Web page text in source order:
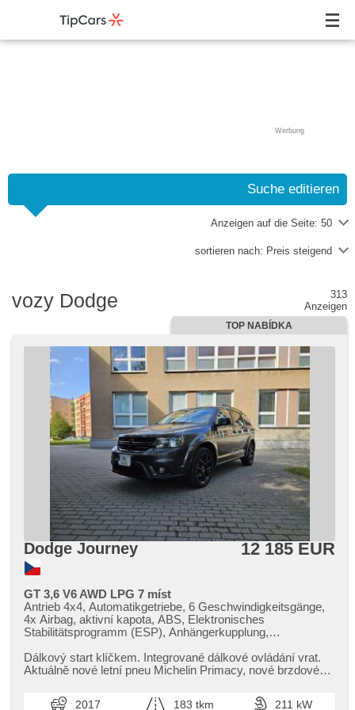
Werbung
Suche editieren
Anzeigen auf die Seite: 50
sortieren nach: Preis steigend
vozy Dodge
313
Anzeigen
TOP NABÍDKA
Dodge Journey 12 185 EUR
GT 3,6 V6 AWD LPG 7 míst
Antrieb 4x4, Automatikgetriebe, 6 Geschwindigkeitsgänge,
4x Airbag, aktivní kapota, ABS, Elektronisches
Stabilitätsprogramm (ESP), Anhängerkupplung,
Tempomat, Alufelgen, Bordcomputer, Fahrkamera,
bezklíčové startování, bezklíčové odemykání, beheizte
Vorderscheiben, El. Spiegel, starten per Taste,
Dálkový start klíčkem. Integrované dálkové ovládání vrat.
Aktuálně nové letní pneu Michelin Primacy,​ nové brzdové
2017 183 tkm
211 kW